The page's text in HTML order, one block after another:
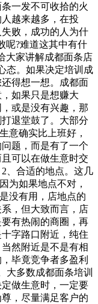
一发不可收拾的火
越来越多，在投
败，成功的人为什
呢?难道这其中有什
大家讲解成都面条店
态。如果决定培训成
得想一想。成都面
如果只是想赚大
或是没有兴趣，那
退堂鼓了。大部分
意确实比上班好，
题，而是有了一个
可以在做生意时交
、合适的地点。这几
为如果地点不对，
没有用，店地点的
，但大致而言，店
有热闹的商圈，再
字路口附近，纯住
然附近是不是有相
毕竟竞争者多盈利
大多数成都面条培训
做生意时，一定要
，尽量满足客户的